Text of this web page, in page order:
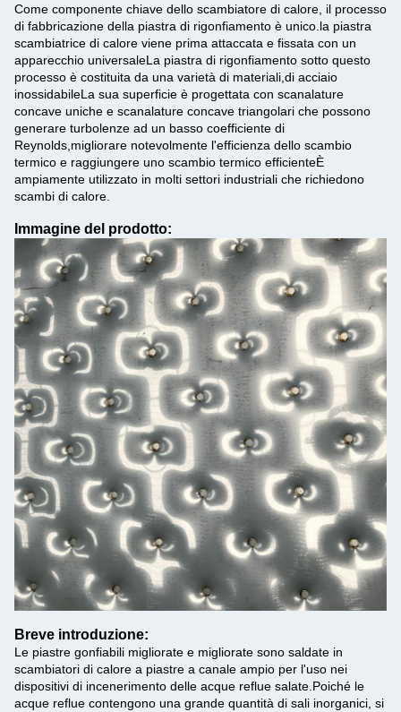
Come componente chiave dello scambiatore di calore, il processo
di fabbricazione della piastra di rigonfiamento è unico.la piastra
scambiatrice di calore viene prima attaccata e fissata con un
apparecchio universaleLa piastra di rigonfiamento sotto questo
processo è costituita da una varietà di materiali,di acciaio
inossidabileLa sua superficie è progettata con scanalature
concave uniche e scanalature concave triangolari che possono
generare turbolenze ad un basso coefficiente di
Reynolds,migliorare notevolmente l'efficienza dello scambio
termico e raggiungere uno scambio termico efficienteÈ
ampiamente utilizzato in molti settori industriali che richiedono
scambi di calore.
Immagine del prodotto:
Breve introduzione:
Le piastre gonfiabili migliorate e migliorate sono saldate in
scambiatori di calore a piastre a canale ampio per l'uso nei
dispositivi di incenerimento delle acque reflue salate.Poiché le
acque reflue contengono una grande quantità di sali inorganici, si